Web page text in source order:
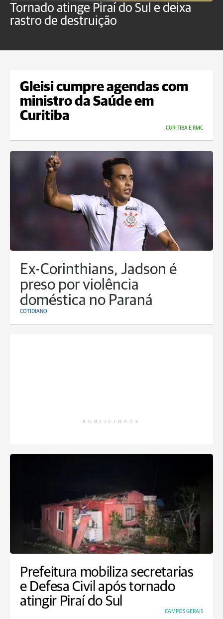
Tornado atinge Piraí do Sul e deixa
rastro de destruição
Gleisi cumpre agendas com
ministro da Saúde em
Curitiba
CURITIBA E RMC
Ex-Corinthians, Jadson é
preso por violência
doméstica no Paraná
COTIDIANO
PUBLICIDADE
Prefeitura mobiliza secretarias
e Defesa Civil após tornado
atingir Piraí do Sul
CAMPOS GERAIS